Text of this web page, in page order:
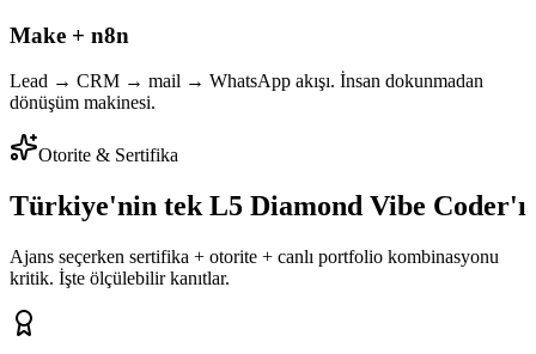
Make + n8n
Lead → CRM → mail → WhatsApp akışı. İnsan dokunmadan
dönüşüm makinesi.
Otorite & Sertifika
Türkiye'nin tek L5 Diamond Vibe Coder'ı
Ajans seçerken sertifika + otorite + canlı portfolio kombinasyonu
kritik. İşte ölçülebilir kanıtlar.